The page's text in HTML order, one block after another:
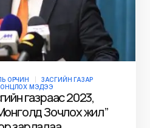
ОРЧИН
ЗАСГИЙН ГАЗАР
ОНЦЛОХ МЭДЭЭ
газраас 2023,
Зочлох жил”